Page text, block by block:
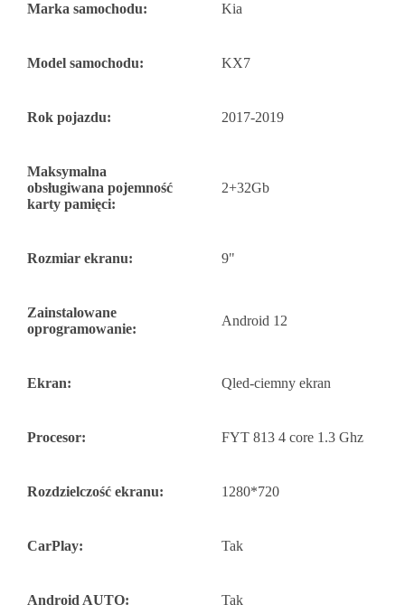
Marka samochodu: Kia
Model samochodu: KX7
Rok pojazdu: 2017-2019
Maksymalna
obsługiwana pojemność
karty pamięci:
2+32Gb
Rozmiar ekranu: 9"
Zainstalowane
oprogramowanie:
Android 12
Ekran: Qled-ciemny ekran
Procesor: FYT 813 4 core 1.3 Ghz
Rozdzielczość ekranu: 1280*720
CarPlay: Tak
Android AUTO: Tak